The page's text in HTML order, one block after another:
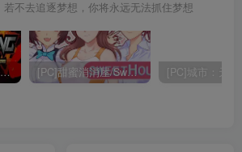
若不去追逐梦想，你将永远无法抓住梦想
[PC]少林与武当2/少林vs武当2/Shaolin vs Wutang 2 [PC]甜蜜消消屋/Sweet House